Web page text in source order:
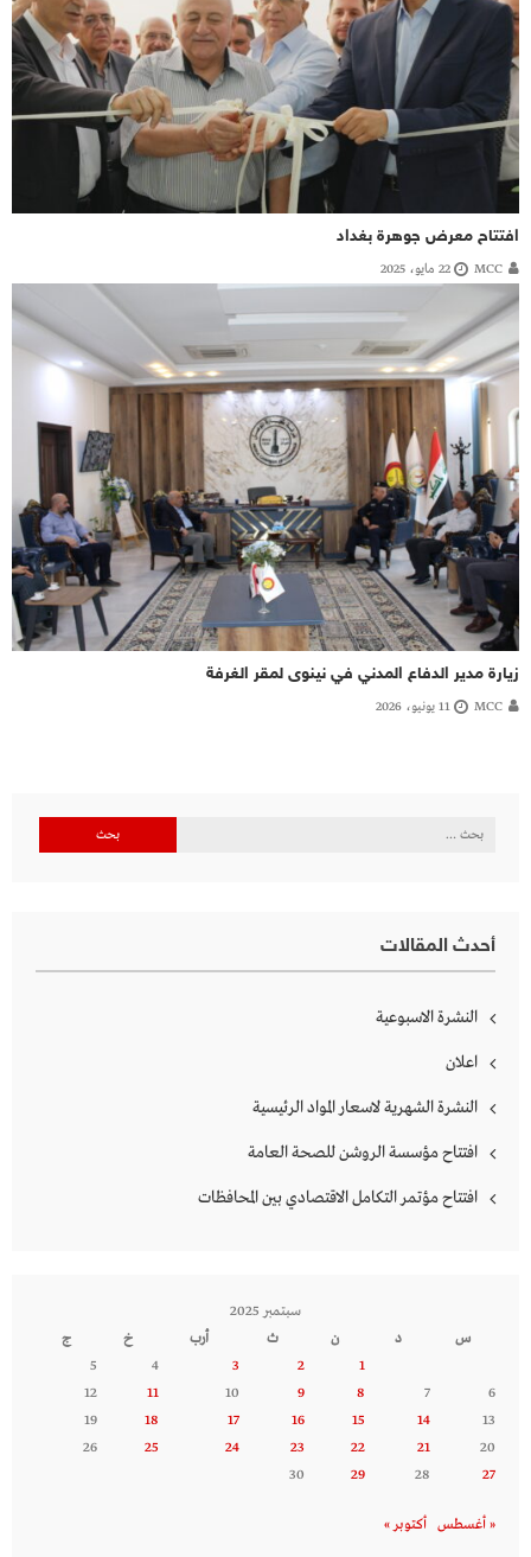
افتتاح معرض جوهرة بغداد
MCC 22 مايو، 2025
زيارة مدير الدفاع المدني في نينوى لمقر الغرفة
MCC 11 يونيو، 2026
البحث
أحدث المقالات
النشرة الاسبوعية
اعلان
النشرة الشهرية لاسعار المواد الرئيسية
افتتاح مؤسسة الروشن للصحة العامة
افتتاح مؤتمر التكامل الاقتصادي بين المحافظات
سبتمبر 2025
س
د ن ث أرب خ
ج
1
2
3
4
5
6
7
8
9
10
11
12
13
14
15
16
17
18
19
20
21
22
23
24
25
26
27
28
29
30
« أغسطس أكتوبر »